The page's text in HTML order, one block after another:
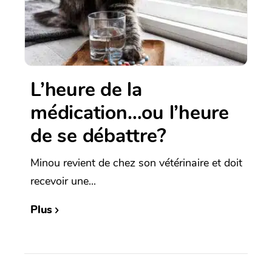
L’heure de la
médication…ou l’heure
de se débattre?
Minou revient de chez son vétérinaire et doit
recevoir une...
Plus